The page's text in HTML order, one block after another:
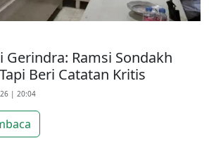
Gerindra: Ramsi Sondakh
Beri Catatan Kritis
| 20:04